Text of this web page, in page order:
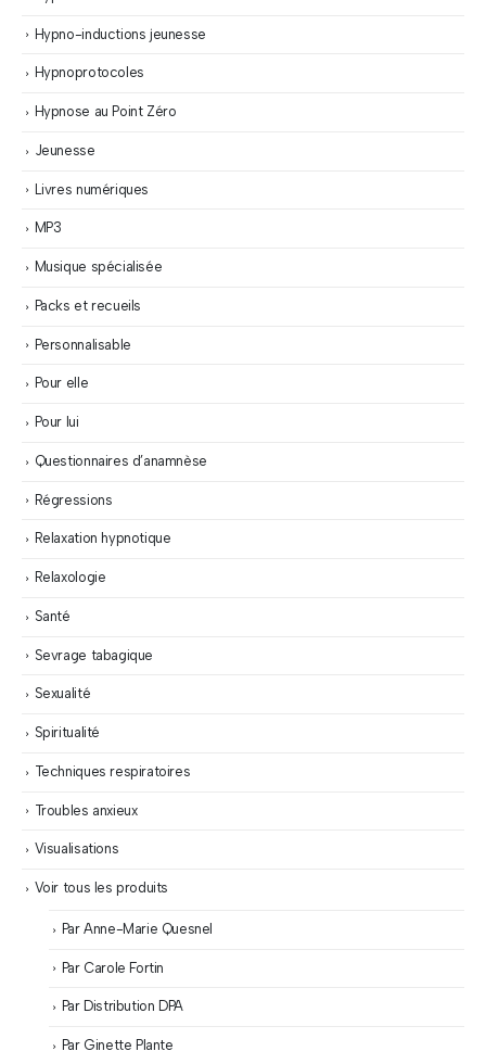
Hypno-inductions jeunesse
Hypnoprotocoles
Hypnose au Point Zéro
Jeunesse
Livres numériques
MP3
Musique spécialisée
Packs et recueils
Personnalisable
Pour elle
Pour lui
Questionnaires d’anamnèse
Régressions
Relaxation hypnotique
Relaxologie
Santé
Sevrage tabagique
Sexualité
Spiritualité
Techniques respiratoires
Troubles anxieux
Visualisations
Voir tous les produits
Par Anne-Marie Quesnel
Par Carole Fortin
Par Distribution DPA
Par Ginette Plante